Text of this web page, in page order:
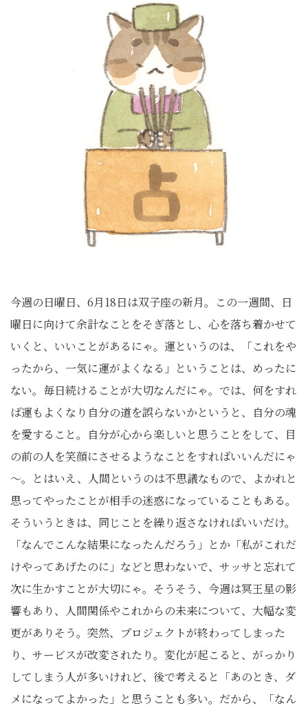
今週の日曜日、6月18日は双子座の新月。この一週間、日
曜日に向けて余計なことをそぎ落とし、心を落ち着かせて
いくと、いいことがあるにゃ。運というのは、「これをや
ったから、一気に運がよくなる」ということは、めったに
ない。毎日続けることが大切なんだにゃ。では、何をすれ
ば運もよくなり自分の道を誤らないかというと、自分の魂
を愛すること。自分が心から楽しいと思うことをして、目
の前の人を笑顔にさせるようなことをすればいいんだにゃ
～。とはいえ、人間というのは不思議なもので、よかれと
思ってやったことが相手の迷惑になっていることもある。
そういうときは、同じことを繰り返さなければいいだけ。
「なんでこんな結果になったんだろう」とか「私がこれだ
けやってあげたのに」などと思わないで、サッサと忘れて
次に生かすことが大切にゃ。そうそう、今週は冥王星の影
響もあり、人間関係やこれからの未来について、大幅な変
更がありそう。突然、プロジェクトが終わってしまった
り、サービスが改変されたり。変化が起こると、がっかり
してしまう人が多いけれど、後で考えると「あのとき、ダ
メになってよかった」と思うことも多い。だから、「なん